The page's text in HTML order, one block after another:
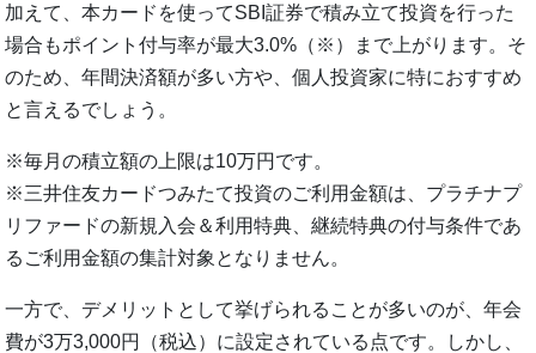
加えて、本カードを使ってSBI証券で積み立て投資を行った
場合もポイント付与率が最大3.0%（※）まで上がります。そ
のため、年間決済額が多い方や、個人投資家に特におすすめ
と言えるでしょう。
※毎月の積立額の上限は10万円です。
※三井住友カードつみたて投資のご利用金額は、プラチナプ
リファードの新規入会＆利用特典、継続特典の付与条件であ
るご利用金額の集計対象となりません。
一方で、デメリットとして挙げられることが多いのが、年会
費が3万3,000円（税込）に設定されている点です。しかし、